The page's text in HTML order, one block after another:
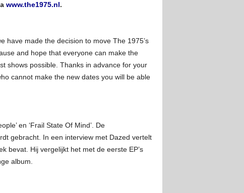
www.the1975.nl.
have made the decision to move The 1975’s
and hope that everyone can make the
shows possible. Thanks in advance for your
cannot make the new dates you will be able
en ‘Frail State Of Mind’. De
gebracht. In een interview met Dazed vertelt
bevat. Hij vergelijkt het met de eerste EP’s
album.